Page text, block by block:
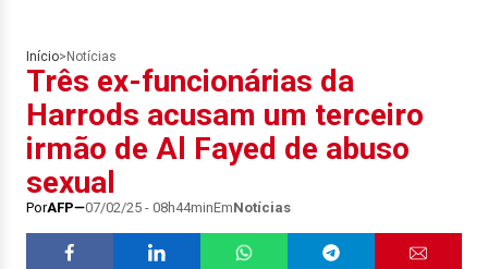
Início> Notícias
Três ex-funcionárias da
Harrods acusam um terceiro
irmão de Al Fayed de abuso
sexual
PorAFP 07/02/25 - 08h44minEmNotícias